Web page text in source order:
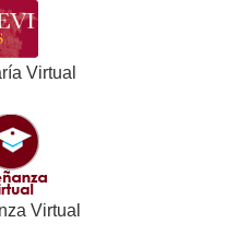
Virtual
Virtual